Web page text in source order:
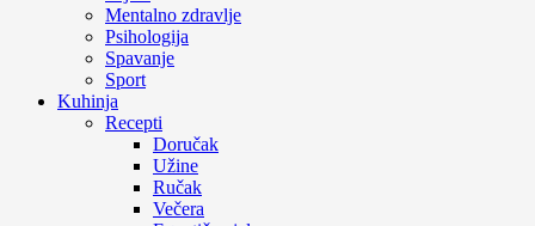
Mentalno zdravlje
Psihologija
Spavanje
Sport
Kuhinja
Recepti
Doručak
Užine
Ručak
Večera